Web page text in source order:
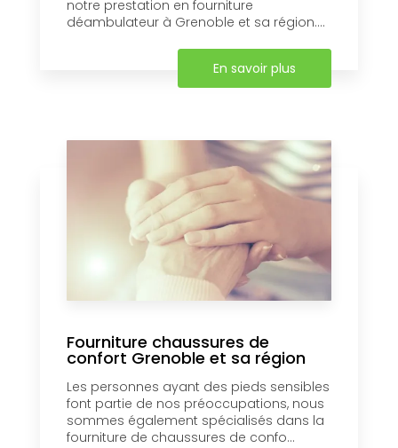
notre prestation en fourniture
déambulateur à Grenoble et sa région....
En savoir plus
Fourniture chaussures de
confort Grenoble et sa région
Les personnes ayant des pieds sensibles
font partie de nos préoccupations, nous
sommes également spécialisés dans la
fourniture de chaussures de confo...